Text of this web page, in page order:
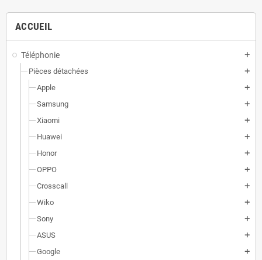
ACCUEIL
Téléphonie add
Pièces détachées add
Apple add
Samsung add
Xiaomi add
Huawei add
Honor add
OPPO add
Crosscall add
Wiko add
Sony add
ASUS add
Google add